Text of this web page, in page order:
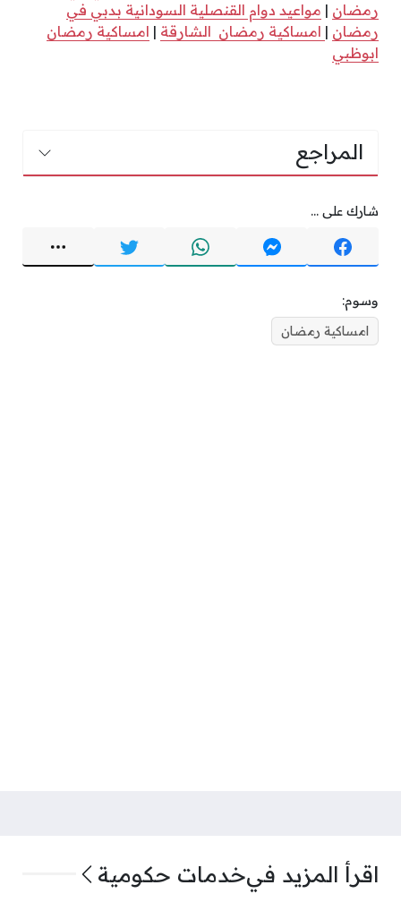
رمضان | مواعيد دوام القنصلية السودانية بدبي في
رمضان | امساكية رمضان الشارقة | امساكية رمضان
ابوظبي
المراجع
شارك على ...
وسوم:
امساكية رمضان
اقرأ المزيد فيخدمات حكومية